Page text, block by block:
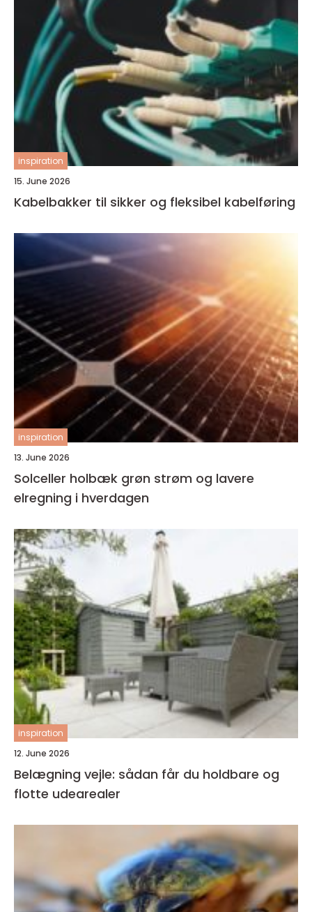
inspiration
15. June 2026
Kabelbakker til sikker og fleksibel kabelføring
inspiration
13. June 2026
Solceller holbæk grøn strøm og lavere
elregning i hverdagen
inspiration
12. June 2026
Belægning vejle: sådan får du holdbare og
flotte udearealer